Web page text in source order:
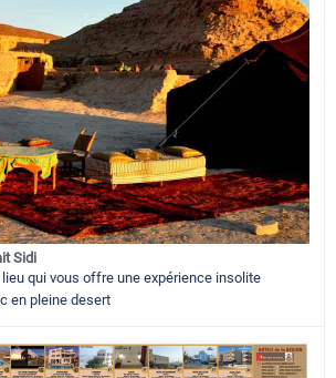
Sidi
qui vous offre une expérience insolite
en pleine desert